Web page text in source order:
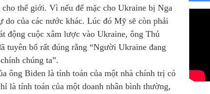
thế giới. Vì nếu để mặc cho Ukraine bị Nga
do của các nước khác. Lúc đó Mỹ sẽ còn phải
động cuộc xâm lược vào Ukraine, ông Thủ
tuyên bố rất đúng rằng “Người Ukraine đang
chúng ta”.
ông Biden là tính toán của một nhà chính trị có
là tính toán của một doanh nhân bình thường,